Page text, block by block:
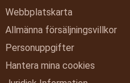
Webbplatskarta
Allmänna försäljningsvillkor
Personuppgifter
Hantera mina cookies